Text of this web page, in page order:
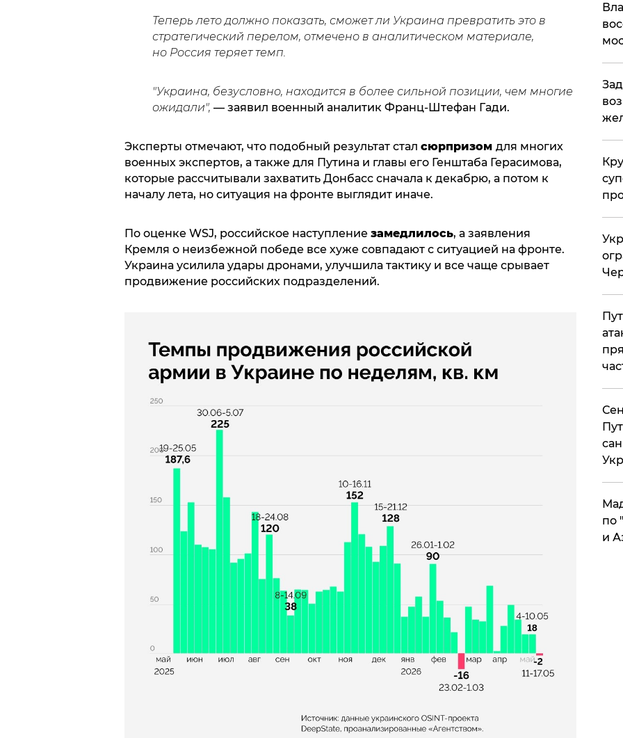
Теперь лето должно показать, сможет ли Украина превратить это в
стратегический перелом, отмечено в аналитическом материале,
но Россия теряет темп.
"Украина, безусловно, находится в более сильной позиции, чем многие
ожидали", — заявил военный аналитик Франц-Штефан Гади.
Эксперты отмечают, что подобный результат стал сюрпризом для многих
военных экспертов, а также для Путина и главы его Генштаба Герасимова,
которые рассчитывали захватить Донбасс сначала к декабрю, а потом к
началу лета, но ситуация на фронте выглядит иначе.
По оценке WSJ, российское наступление замедлилось, а заявления
Кремля о неизбежной победе все хуже совпадают с ситуацией на фронте.
Украина усилила удары дронами, улучшила тактику и все чаще срывает
продвижение российских подразделений.
по
и